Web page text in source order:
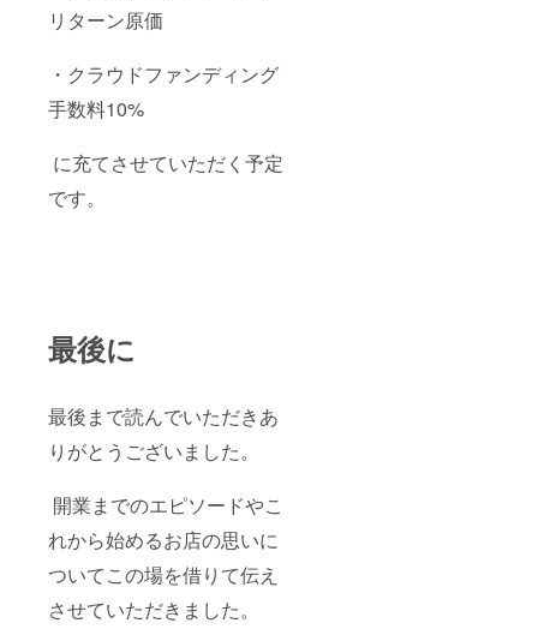
リターン原価
・クラウドファンディング
手数料10%
に充てさせていただく予定
です。
最後に
最後まで読んでいただきあ
りがとうございました。
開業までのエピソードやこ
れから始めるお店の思いに
ついてこの場を借りて伝え
させていただきました。